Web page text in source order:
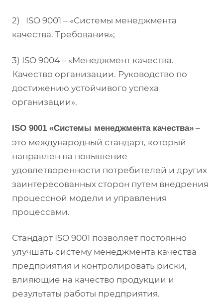
2) ISO 9001 – «Системы менеджмента
качества. Требования»;
3) ISO 9004 – «Менеджмент качества.
Качество организации. Руководство по
достижению устойчивого успеха
организации».
ISO 9001 «Системы менеджмента качества» –
это международный стандарт, который
направлен на повышение
удовлетворенности потребителей и других
заинтересованных сторон путем внедрения
процессной модели и управления
процессами.
Стандарт ISO 9001 позволяет постоянно
улучшать систему менеджмента качества
предприятия и контролировать риски,
влияющие на качество продукции и
результаты работы предприятия.